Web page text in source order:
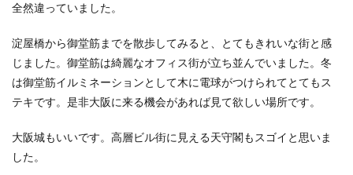
全然違っていました。
淀屋橋から御堂筋までを散歩してみると、とてもきれいな街と感
じました。御堂筋は綺麗なオフィス街が立ち並んでいました。冬
は御堂筋イルミネーションとして木に電球がつけられてとてもス
テキです。是非大阪に来る機会があれば見て欲しい場所です。
大阪城もいいです。高層ビル街に見える天守閣もスゴイと思いま
した。